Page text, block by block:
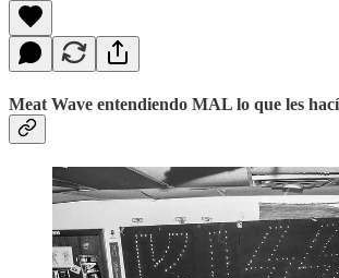
Meat Wave entendiendo MAL lo que les